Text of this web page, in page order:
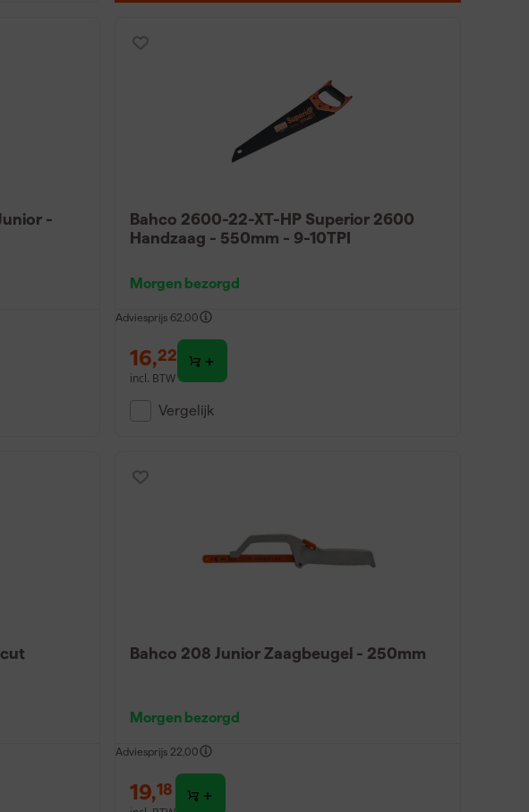
-
Bahco 2600-22-XT-HP Superior 2600
Handzaag - 550mm - 9-10TPI
Morgen bezorgd
Adviesprijs 62,00
16,22
incl. BTW
Vergelijk
Bahco 208 Junior Zaagbeugel - 250mm
Morgen bezorgd
Adviesprijs 22,00
19,18